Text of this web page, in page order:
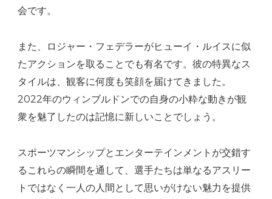
会です。
また、ロジャー・フェデラーがヒューイ・ルイスに似
たアクションを取ることでも有名です。彼の特異なス
タイルは、観客に何度も笑顔を届けてきました。
2022年のウィンブルドンでの自身の小粋な動きが観
衆を魅了したのは記憶に新しいことでしょう。
スポーツマンシップとエンターテインメントが交錯す
るこれらの瞬間を通して、選手たちは単なるアスリー
トではなく一人の人間として思いがけない魅力を提供